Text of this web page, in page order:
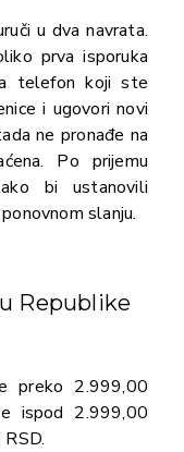
u dva navrata.
prva isporuka
telefon koji ste
i ugovori novi
ne pronađe na
Po prijemu
bi ustanovili
slanju.
Republike
preko 2.999,00
ispod 2.999,00